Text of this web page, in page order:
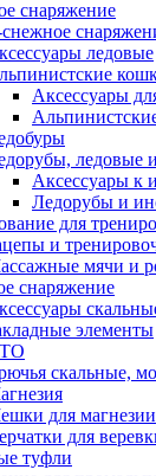
снаряжение
ледовые
Аксессуары
ледовые
Аксессуары к
Ледорубы и
для
и
мячи и
снаряжение
элементы
скальные,
для магнезии
для
туфли